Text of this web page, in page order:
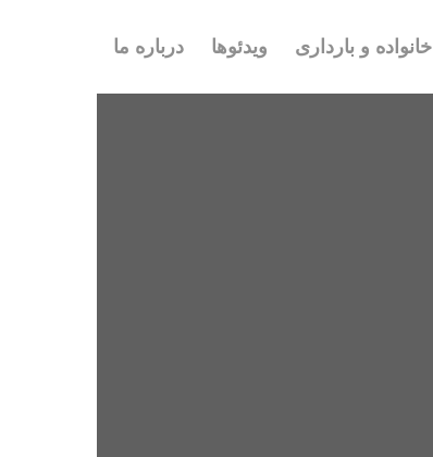
خانواده و بارداری ویدئوها درباره ما